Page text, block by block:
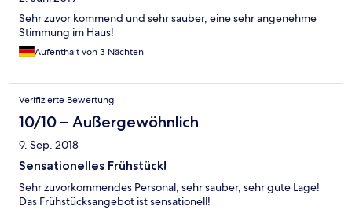
Sehr zuvor kommend und sehr sauber, eine sehr angenehme
Stimmung im Haus!
Aufenthalt von 3 Nächten
Verifizierte Bewertung
10/10 – Außergewöhnlich
9. Sep. 2018
Sensationelles Frühstück!
Sehr zuvorkommendes Personal, sehr sauber, sehr gute Lage!
Das Frühstücksangebot ist sensationell!